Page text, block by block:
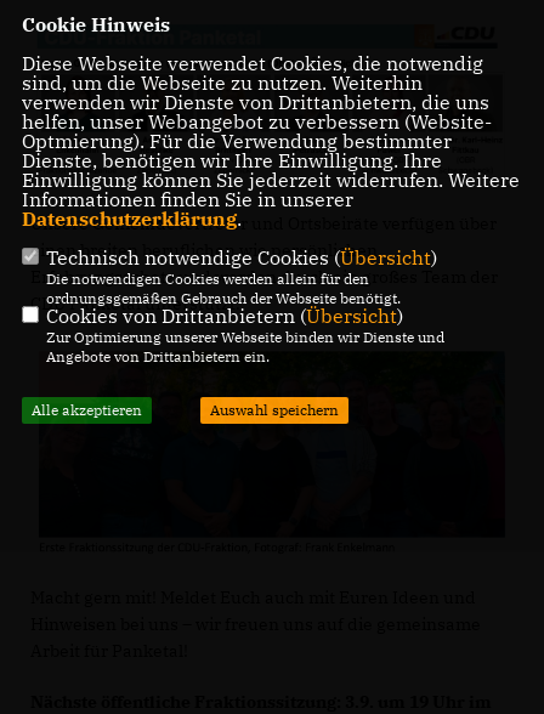
Unsere Gemeindevertreter und Ortsbeiräte verfügen über
einen breiten beruflichen wie persönlichen
Erfahrungsschatz und werden durch ein großes Team der
CDU Panketal unterstützt.
Cookie Hinweis
Diese Webseite verwendet Cookies, die notwendig
sind, um die Webseite zu nutzen. Weiterhin
verwenden wir Dienste von Drittanbietern, die uns
helfen, unser Webangebot zu verbessern (Website-
Optmierung). Für die Verwendung bestimmter
Dienste, benötigen wir Ihre Einwilligung. Ihre
Einwilligung können Sie jederzeit widerrufen. Weitere
Informationen finden Sie in unserer
Datenschutzerklärung.
Technisch notwendige Cookies (Übersicht)
Die notwendigen Cookies werden allein für den
ordnungsgemäßen Gebrauch der Webseite benötigt.
Cookies von Drittanbietern (Übersicht)
Zur Optimierung unserer Webseite binden wir Dienste und
Angebote von Drittanbietern ein.
Alle akzeptieren Auswahl speichern